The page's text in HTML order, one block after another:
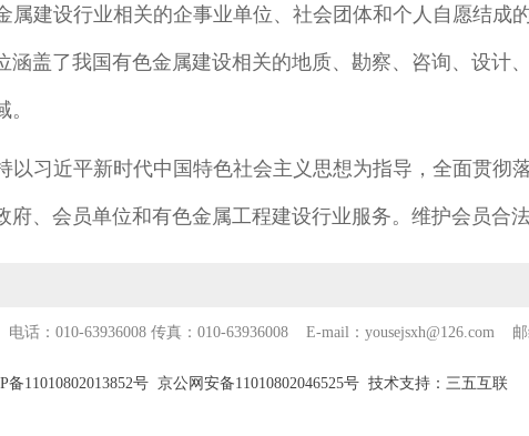
属建设行业相关的企事业单位、社会团体和个人自愿结成
涵盖了我国有色金属建设相关的地质、勘察、咨询、设计
以习近平新时代中国特色社会主义思想为指导，全面贯彻
府、会员单位和有色金属工程建设行业服务。维护会员合
话：010-63936008 传真：010-63936008 E-mail：yousejsxh@126.com 邮
11010802013852号 京公网安备11010802046525号 技术支持：三五互联